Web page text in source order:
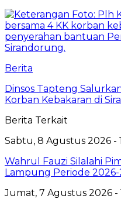
Berita
Dinsos Tapteng
Korban Kebakaran di
Berita Terkait
Sabtu, 8 Agustus 2026 -
Wahrul Fauzi Silalahi
Lampung Periode 2026-
Jumat, 7 Agustus 2026 -